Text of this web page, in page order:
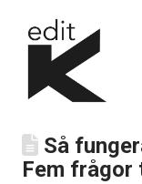
Så
Fem frågor